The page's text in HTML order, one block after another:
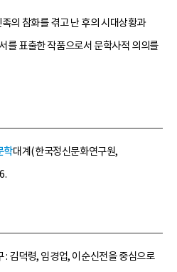
의 참화를 겪고 난 후의 시대상황과
를 표출한 작품으로서 문학사적 의의를
학대계(한국정신문화연구원,
: 김덕령, 임경업, 이순신전을 중심으로